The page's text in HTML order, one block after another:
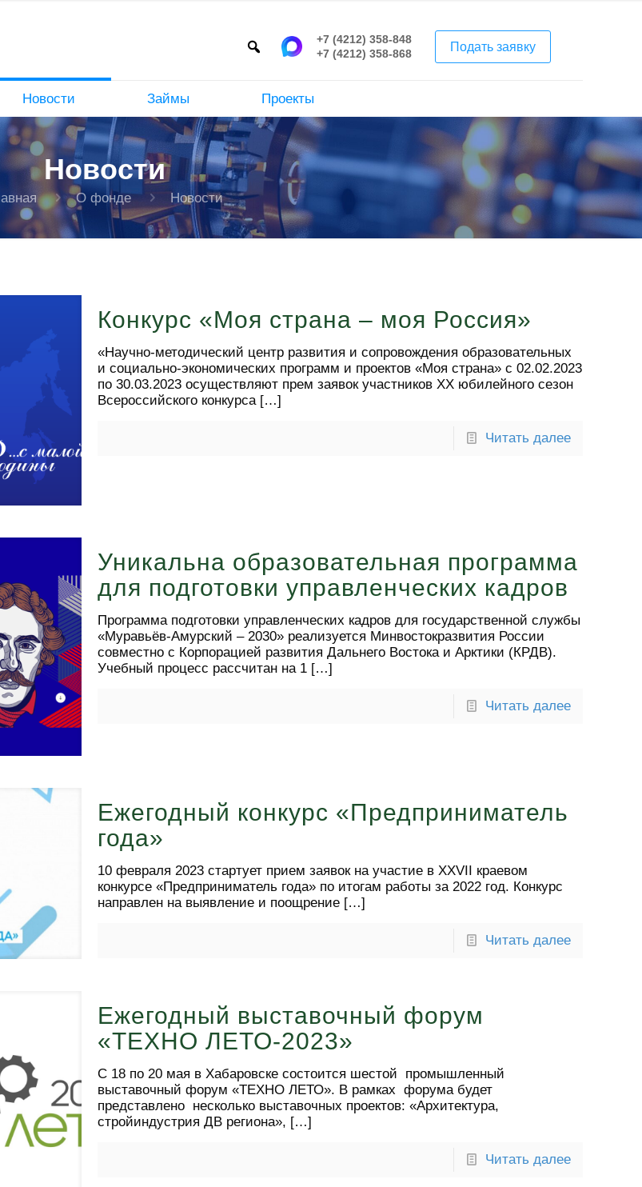
Новости Займы Проекты
+7 (4212) 358-848
+7 (4212) 358-868
Подать заявку
Новости
О фонде Новости
Конкурс «Моя страна – моя Россия»
«Научно-методический центр развития и сопровождения образовательных
и социально-экономических программ и проектов «Моя страна» с 02.02.2023
по 30.03.2023 осуществляют прем заявок участников XX юбилейного сезон
Всероссийского конкурса[…]
Читать далее
Уникальна образовательная программа
для подготовки управленческих кадров
Программа подготовки управленческих кадров для государственной службы
«Муравьёв-Амурский – 2030» реализуется Минвостокразвития России
совместно с Корпорацией развития Дальнего Востока и Арктики (КРДВ).
Учебный процесс рассчитан на 1[…]
Читать далее
Ежегодный конкурс «Предприниматель
года»
10 февраля 2023 стартует прием заявок на участие в XXVII краевом
конкурсе «Предприниматель года» по итогам работы за 2022 год. Конкурс
направлен на выявление и поощрение[…]
Читать далее
Ежегодный выставочный форум
«ТЕХНО ЛЕТО-2023»
С 18 по 20 мая в Хабаровске состоится шестой промышленный
выставочный форум «ТЕХНО ЛЕТО». В рамках форума будет
представлено несколько выставочных проектов: «Архитектура,
стройиндустрия ДВ региона», […]
Читать далее